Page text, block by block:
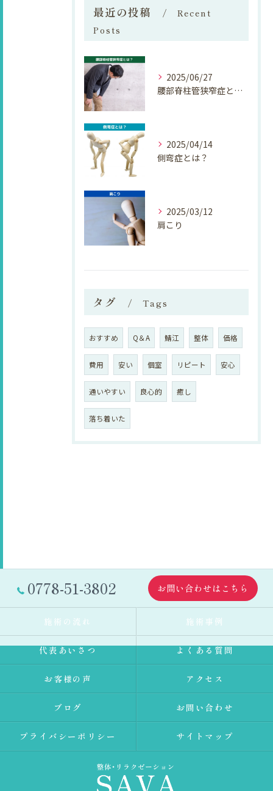
最近の投稿
Recent
Posts
2025/06/27
腰部脊柱管狭窄症とは？
2025/04/14
側弯症とは？
2025/03/12
肩こり
タグ Tags
おすすめ Q＆A 鯖江 整体 価格
費用 安い 個室 リピート 安心
通いやすい 良心的 癒し
落ち着いた
0778-51-3802 お問い合わせはこちら
施術の流れ 施術事例
代表あいさつ よくある質問
お客様の声 アクセス
ブログ お問い合わせ
プライバシーポリシー サイトマップ